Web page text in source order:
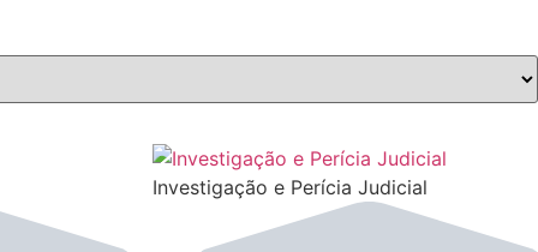
Investigação e Perícia Judicial